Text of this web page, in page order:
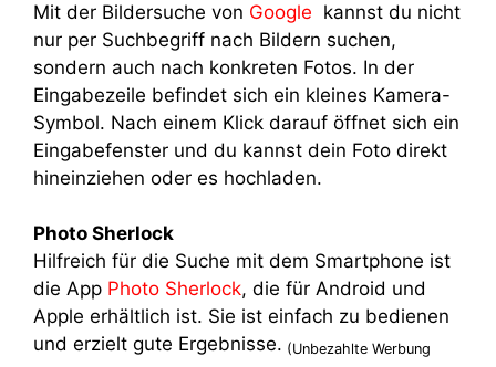
Mit der Bildersuche von Google kannst du nicht
nur per Suchbegriff nach Bildern suchen,
sondern auch nach konkreten Fotos. In der
Eingabezeile befindet sich ein kleines Kamera-
Symbol. Nach einem Klick darauf öffnet sich ein
Eingabefenster und du kannst dein Foto direkt
hineinziehen oder es hochladen.
Photo Sherlock
Hilfreich für die Suche mit dem Smartphone ist
die App Photo Sherlock, die für Android und
Apple erhältlich ist. Sie ist einfach zu bedienen
und erzielt gute Ergebnisse. (Unbezahlte Werbung